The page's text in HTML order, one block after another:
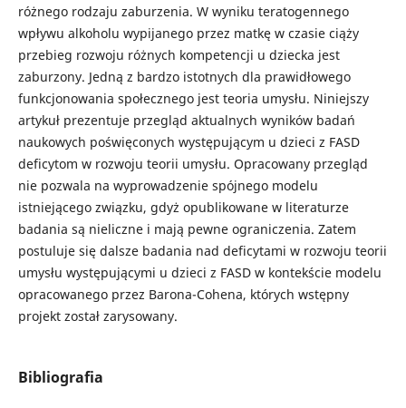
różnego rodzaju zaburzenia. W wyniku teratogennego
wpływu alkoholu wypijanego przez matkę w czasie ciąży
przebieg rozwoju różnych kompetencji u dziecka jest
zaburzony. Jedną z bardzo istotnych dla prawidłowego
funkcjonowania społecznego jest teoria umysłu. Niniejszy
artykuł prezentuje przegląd aktualnych wyników badań
naukowych poświęconych występującym u dzieci z FASD
deficytom w rozwoju teorii umysłu. Opracowany przegląd
nie pozwala na wyprowadzenie spójnego modelu
istniejącego związku, gdyż opublikowane w literaturze
badania są nieliczne i mają pewne ograniczenia. Zatem
postuluje się dalsze badania nad deficytami w rozwoju teorii
umysłu występującymi u dzieci z FASD w kontekście modelu
opracowanego przez Barona-Cohena, których wstępny
projekt został zarysowany.
Bibliografia